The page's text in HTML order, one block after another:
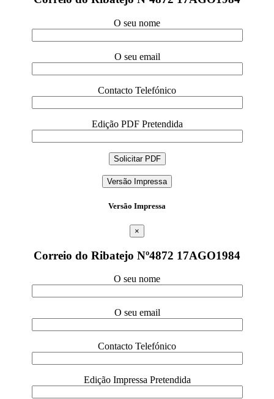
O seu nome
O seu email
Contacto Telefónico
Edição PDF Pretendida
Versão Impressa
Versão Impressa
×
Correio do Ribatejo Nº4872 17AGO1984
O seu nome
O seu email
Contacto Telefónico
Edição Impressa Pretendida